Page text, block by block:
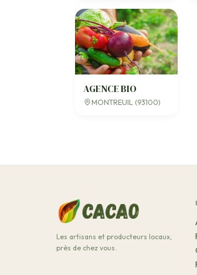
AGENCE BIO
MONTREUIL (93100)
Les artisans et producteurs locaux,
près de chez vous.